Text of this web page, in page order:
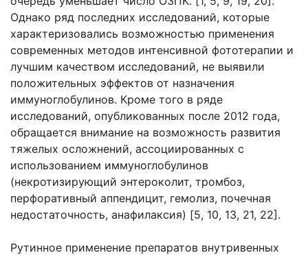
Однако ряд последних исследований, которые
характеризовались возможностью применения
современных методов интенсивной фототерапии и
лучшим качеством исследований, не выявили
положительных эффектов от назначения
иммуноглобулинов. Кроме того в ряде
исследований, опубликованных после 2012 года,
обращается внимание на возможность развития
тяжелых осложнений, ассоциированных с
использованием иммуноглобулинов
(некротизирующий энтероколит, тромбоз,
перфоративный аппендицит, гемолиз, почечная
недостаточность, анафилаксия) [5, 10, 13, 21, 22].
Рутинное применение препаратов внутривенных